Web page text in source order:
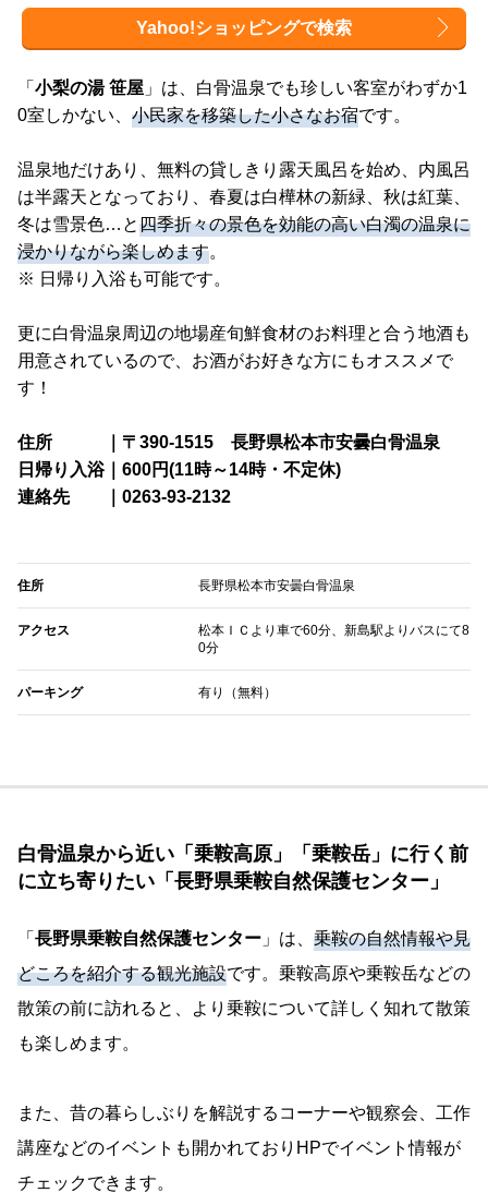
Yahoo!ショッピングで検索
「 小梨の湯 笹屋 」は、白骨温泉でも珍しい客室がわずか1
0室しかない、 小民家を移築した小さなお宿です。
温泉地だけあり、無料の貸しきり露天風呂を始め、内風呂
は半露天となっており、春夏は白樺林の新緑、秋は紅葉、
冬は雪景色…と四季折々の景色を効能の高い白濁の温泉に
浸かりながら楽しめます。
※ 日帰り入浴も可能です。
更に白骨温泉周辺の地場産旬鮮食材のお料理と合う地酒も
用意されているので、お酒がお好きな方にもオススメで
す！
住所 ｜〒390-1515 長野県松本市安曇白骨温泉
日帰り入浴｜600円(11時～14時・不定休)
連絡先 ｜0263-93-2132
住所 長野県松本市安曇白骨温泉
アクセス
松本ＩＣより車で60分、新島駅よりバスにて8
0分
パーキング 有り（無料）
白骨温泉から近い「乗鞍高原」「乗鞍岳」に行く前
に立ち寄りたい「長野県乗鞍自然保護センター」
「 長野県乗鞍自然保護センター 」は、 乗鞍の自然情報や見
どころを紹介する観光施設です。乗鞍高原や乗鞍岳などの
散策の前に訪れると、より乗鞍について詳しく知れて散策
も楽しめます。
また、昔の暮らしぶりを解説するコーナーや観察会、工作
講座などのイベントも開かれておりHPでイベント情報が
チェックできます。